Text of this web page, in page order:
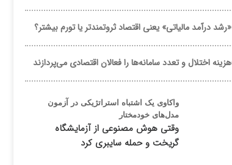
«رشد درآمد مالیاتی» یعنی اقتصاد ثروتمندتر یا تورم بیشتر؟
هزینه اختلال و تعدد سامانه‌ها را فعالان اقتصادی می‌پردازند
واکاوی یک اشتباه استراتژیکی در آزمون
مدل‌های خودمختار
وقتی هوش مصنوعی از آزمایشگاه
گریخت و حمله سایبری کرد